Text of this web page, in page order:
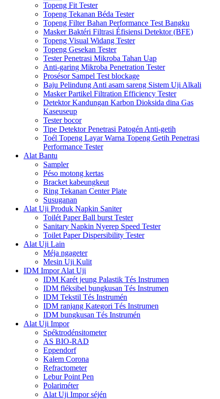
Topeng Fit Tester
Topeng Tekanan Béda Tester
Topeng Filter Bahan Performance Test Bangku
Masker Baktéri Filtrasi Éfisiensi Detektor (BFE)
Topeng Visual Widang Tester
Topeng Gesekan Tester
Tester Penetrasi Mikroba Tahan Uap
Anti-garing Mikroba Penetration Tester
Prosésor Sampel Test blockage
Baju Pelindung Anti asam sareng Sistem Uji Alkali
Masker Partikel Filtration Efficiency Tester
Detektor Kandungan Karbon Dioksida dina Gas
Kaseuseup
Tester bocor
Tipe Detektor Penetrasi Patogén Anti-getih
Toél Topeng Layar Warna Topeng Getih Penetrasi
Performance Tester
Alat Bantu
Sampler
Péso motong kertas
Bracket kabeungkeut
Ring Tekanan Center Plate
Susuganan
Alat Uji Produk Napkin Saniter
Toilét Paper Ball burst Tester
Sanitary Napkin Nyerep Speed ​​Tester
Toilet Paper Dispersibility Tester
Alat Uji Lain
Méja ngageter
Mesin Uji Kulit
IDM Impor Alat Uji
IDM Karét jeung Palastik Tés Instrumen
IDM fléksibel bungkusan Tés Instrumen
IDM Tekstil Tés Instrumén
IDM ranjang Kategori Tés Instrumen
IDM bungkusan Tés Instrumén
Alat Uji Impor
Spéktrodénsitometer
AS BIO-RAD
Eppendorf
Kalem Corona
Refractometer
Lebur Point Pen
Polariméter
Alat Uji Impor séjén